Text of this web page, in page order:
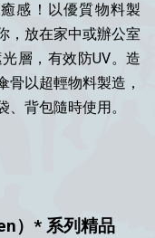
感！以優質物料製
，放在家中或辦公室
層，有效防UV。造
骨以超輕物料製造，
背包隨時使用。
）* 系列精品